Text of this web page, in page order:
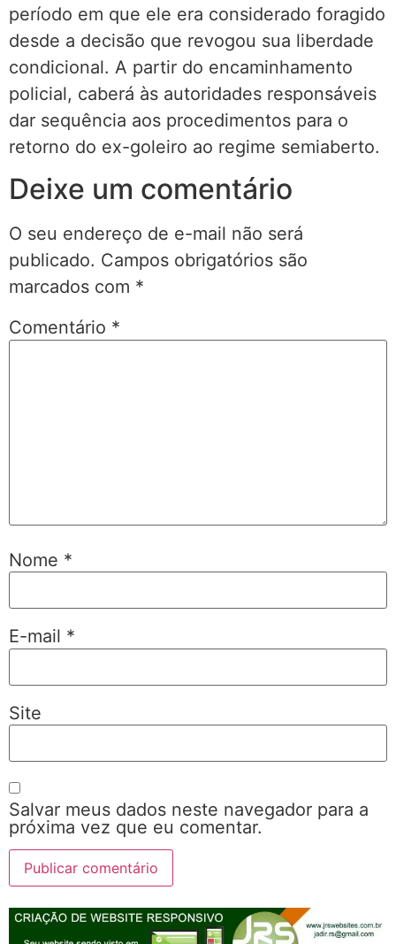
período em que ele era considerado foragido
desde a decisão que revogou sua liberdade
condicional. A partir do encaminhamento
policial, caberá às autoridades responsáveis
dar sequência aos procedimentos para o
retorno do ex-goleiro ao regime semiaberto.
Deixe um comentário
O seu endereço de e-mail não será
publicado. Campos obrigatórios são
marcados com *
Comentário *
Nome *
E-mail *
Site
Salvar meus dados neste navegador para a
próxima vez que eu comentar.